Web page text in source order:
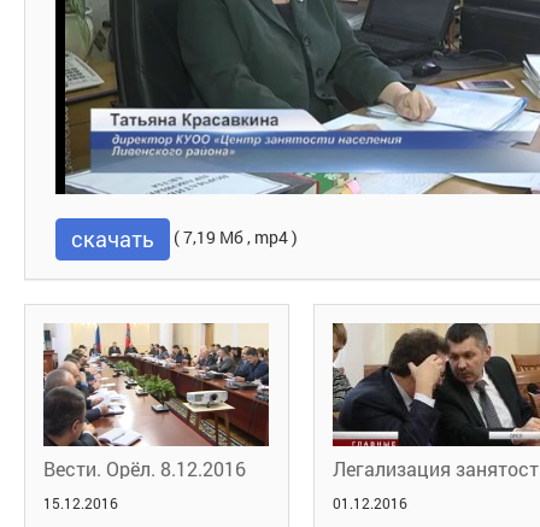
скачать ( 7,19 Мб , mp4 )
Вести. Орёл. 8.12.2016
15.12.2016
Легализация
01.12.2016